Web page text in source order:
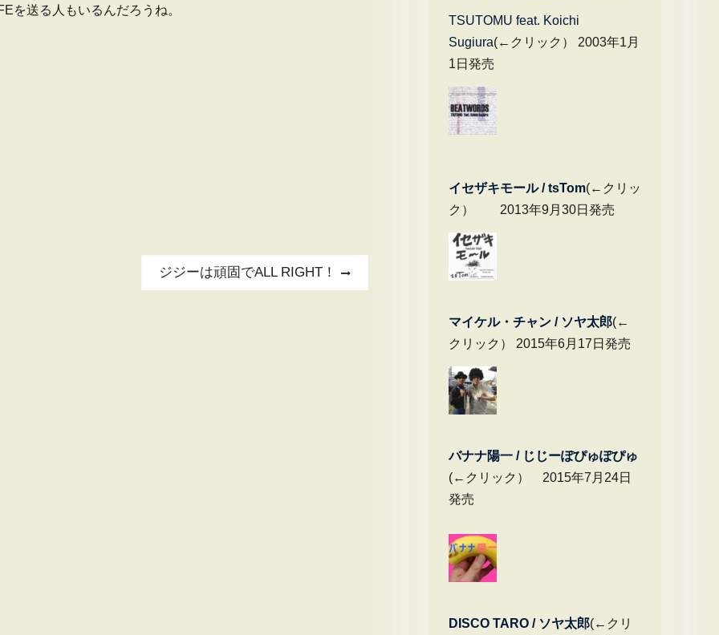
を送る人もいるんだろうね。
Next
post:
ジジーは頑固でALL RIGHT！
TSUTOMU feat. Koichi
Sugiura(←クリック） 2003年1月
1日発売
イセザキモール / tsTom(←クリッ
ク） 2013年9月30日発売
マイケル・チャ ン / ソヤ太郎(←
クリック） 2015年6月17日発売
バナナ陽一 / じじーぽぴゅぽぴゅ
(←クリック） 2015年7月24日
発売
DISCO TARO / ソヤ太郎(←クリ